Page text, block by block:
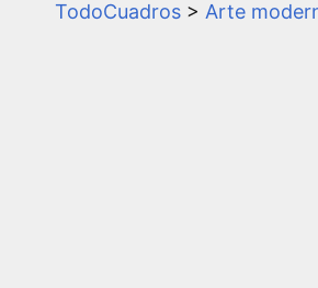
TodoCuadros > Arte